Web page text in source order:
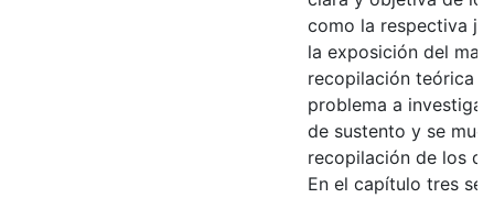
como la respectiva
la exposición del
recopilación teórica
problema a
de sustento y se
recopilación de los
En el capítulo tres se